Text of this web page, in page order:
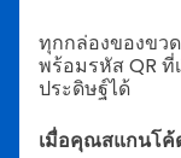
ทุกกล่องของขว
พร้อมรหัส QR
ประดิษฐ์ได้
เมื่อคุณสแกนโค้